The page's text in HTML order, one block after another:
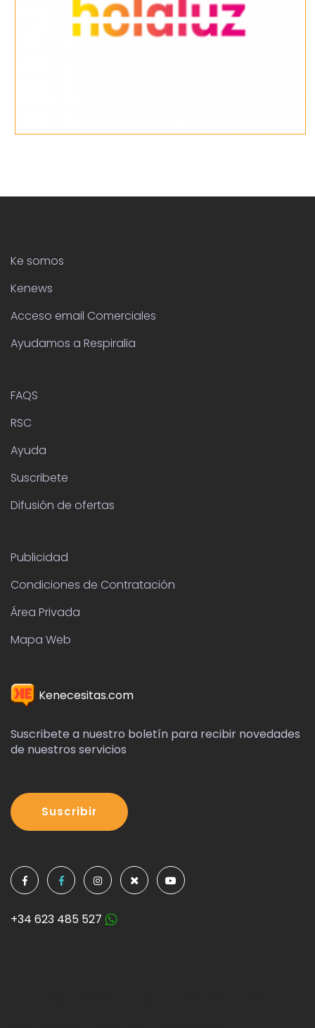
Ke somos
Kenews
Acceso email Comerciales
Ayudamos a Respiralia
FAQS
RSC
Ayuda
Suscribete
Difusión de ofertas
Publicidad
Condiciones de Contratación
Área Privada
Mapa Web
Kenecesitas.com
Suscribete a nuestro boletín para recibir novedades
de nuestros servicios
Suscribir
+34 623 485 527